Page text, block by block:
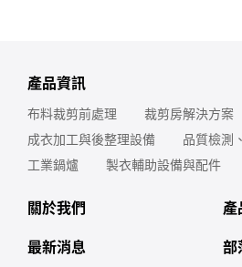
產品資訊
布料裁剪前處理
裁剪房解決方案
成衣加工與後整理設備
品質檢測
工業鍋爐
製衣輔助設備與配件
關於我們 產
最新消息 部